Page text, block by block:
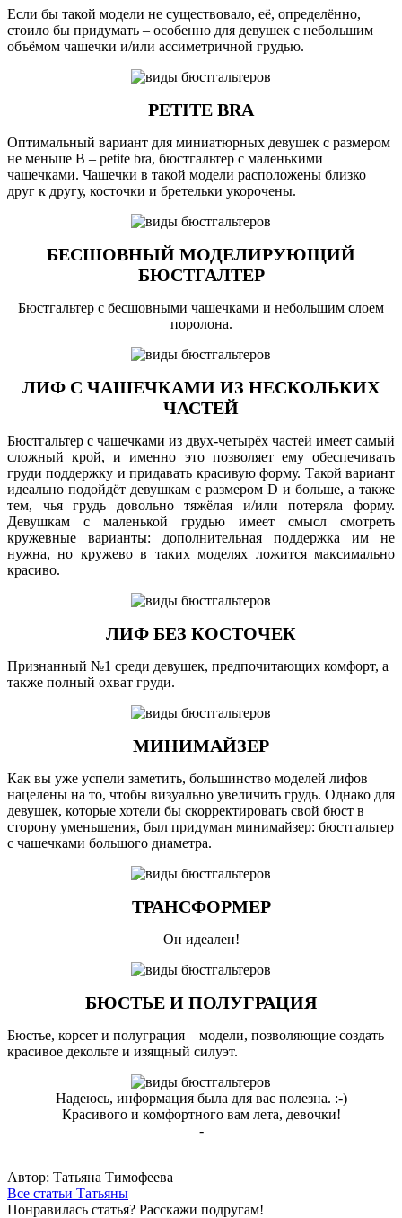
Если бы такой модели не существовало, её, определённо,
стоило бы придумать – особенно для девушек с небольшим
объёмом чашечки и/или ассиметричной грудью.
PETITE BRA
Оптимальный вариант для миниатюрных девушек с размером
не меньше В – petite bra, бюстгальтер с маленькими
чашечками. Чашечки в такой модели расположены близко
друг к другу, косточки и бретельки укорочены.
БЕСШОВНЫЙ МОДЕЛИРУЮЩИЙ
БЮСТГАЛТЕР
Бюстгальтер с бесшовными чашечками и небольшим слоем
поролона.
ЛИФ С ЧАШЕЧКАМИ ИЗ НЕСКОЛЬКИХ
ЧАСТЕЙ
Бюстгальтер с чашечками из двух-четырёх частей имеет самый
сложный крой, и именно это позволяет ему обеспечивать
груди поддержку и придавать красивую форму. Такой вариант
идеально подойдёт девушкам с размером D и больше, а также
тем, чья грудь довольно тяжёлая и/или потеряла форму.
Девушкам с маленькой грудью имеет смысл смотреть
кружевные варианты: дополнительная поддержка им не
нужна, но кружево в таких моделях ложится максимально
красиво.
ЛИФ БЕЗ КОСТОЧЕК
Признанный №1 среди девушек, предпочитающих комфорт, а
также полный охват груди.
МИНИМАЙЗЕР
Как вы уже успели заметить, большинство моделей лифов
нацелены на то, чтобы визуально увеличить грудь. Однако для
девушек, которые хотели бы скорректировать свой бюст в
сторону уменьшения, был придуман минимайзер: бюстгальтер
с чашечками большого диаметра.
ТРАНСФОРМЕР
Он идеален!
БЮСТЬЕ И ПОЛУГРАЦИЯ
Бюстье, корсет и полуграция – модели, позволяющие создать
красивое декольте и изящный силуэт.
Надеюсь, информация была для вас полезна. :-)
Красивого и комфортного вам лета, девочки!
-
Автор: Татьяна Тимофеева
Все статьи Татьяны
Понравилась статья? Расскажи подругам!